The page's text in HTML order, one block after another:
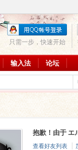
只需一步，快速开始
输入法 论坛
抱歉！由于 エ
查看好友列表